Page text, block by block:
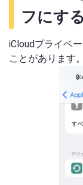
フにする
iCloudプライベ
ことがあります。